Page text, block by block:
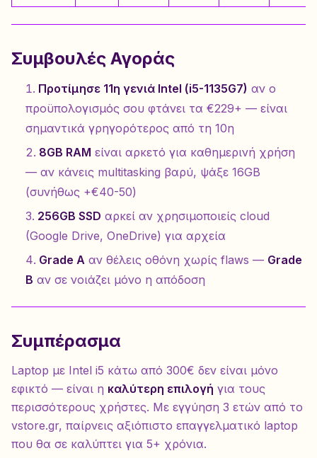
Συμβουλές Αγοράς
Προτίμησε 11η γενιά Intel (i5-1135G7) αν ο
προϋπολογισμός σου φτάνει τα €229+ — είναι
σημαντικά γρηγορότερος από τη 10η
8GB RAM είναι αρκετό για καθημερινή χρήση
— αν κάνεις multitasking βαρύ, ψάξε 16GB
(συνήθως +€40-50)
256GB SSD αρκεί αν χρησιμοποιείς cloud
(Google Drive, OneDrive) για αρχεία
Grade A αν θέλεις οθόνη χωρίς flaws — Grade
B αν σε νοιάζει μόνο η απόδοση
Συμπέρασμα
Laptop με Intel i5 κάτω από 300€ δεν είναι μόνο
εφικτό — είναι η καλύτερη επιλογή για τους
περισσότερους χρήστες. Με εγγύηση 3 ετών από το
vstore.gr, παίρνεις αξιόπιστο επαγγελματικό laptop
που θα σε καλύπτει για 5+ χρόνια.